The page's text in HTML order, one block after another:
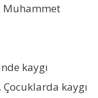
Muhammet
kaygı
kaygı